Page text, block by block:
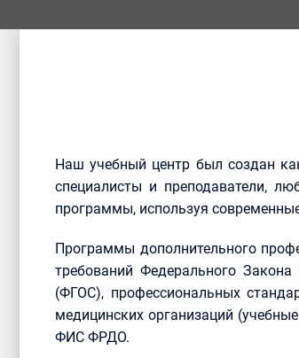
Наш учебный центр был создан
специалисты и преподаватели,
программы, используя
Программы дополнительного
требований Федерального
(ФГОС), профессиональных
медицинских организаций
ФИС ФРДО.